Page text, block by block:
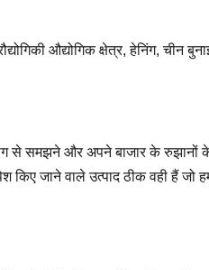
औद्योगिक क्षेत्र, हेनिंग, चीन
ढंग से समझने और अपने बाजार के
किए जाने वाले उत्पाद ठीक वही हैं जो